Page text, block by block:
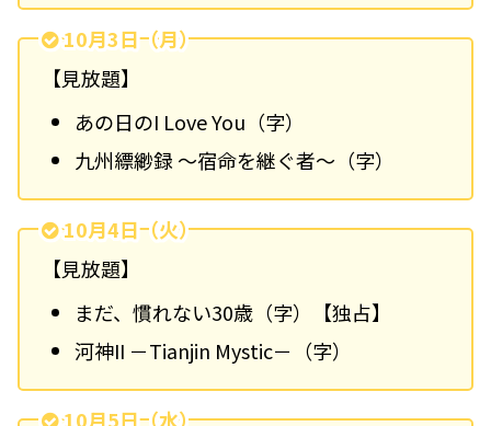
10月3日（月）
【見放題】
あの日のI Love You（字）
九州縹緲録 ～宿命を継ぐ者～（字）
10月4日（火）
【見放題】
まだ、慣れない30歳（字）
【独占】
河神II －Tianjin Mystic－（字）
10月5日（水）